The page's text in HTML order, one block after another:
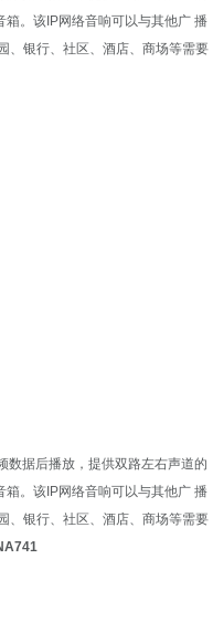
。该IP网络音响可以与其他广 播
、银行、社区、酒店、商场等需要
数据后播放，提供双路左右声道的
。该IP网络音响可以与其他广 播
、银行、社区、酒店、商场等需要